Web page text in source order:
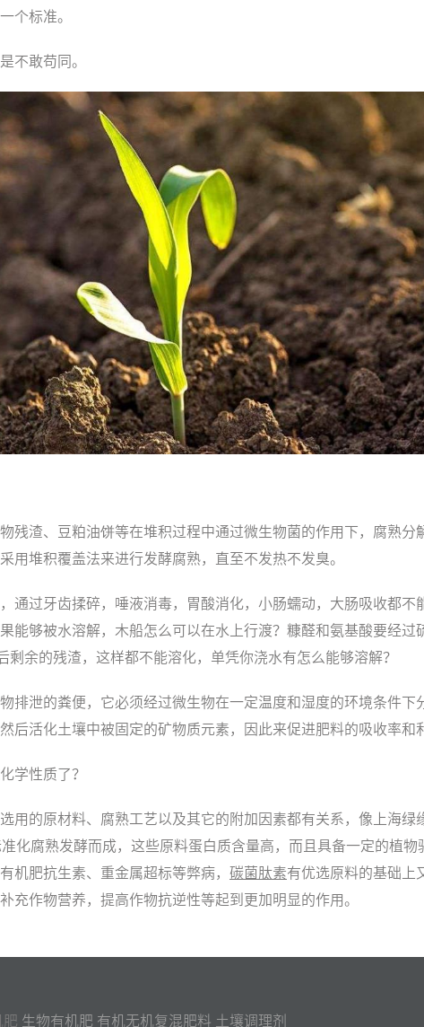
个标准。
不敢苟同。
残渣、豆粕油饼等在堆积过程中通过微生物菌的作用下，腐熟分
堆积覆盖法来进行发酵腐熟，直至不发热不发臭。
通过牙齿揉碎，唾液消毒，胃酸消化，小肠蠕动，大肠吸收都不
能够被水溶解，木船怎么可以在水上行渡？糠醛和氨基酸要经
余的残渣，这样都不能溶化，单凭你浇水有怎么能够溶解？
排泄的粪便，它必须经过微生物在一定温度和湿度的环境条件
后活化土壤中被固定的矿物质元素，因此来促进肥料的吸收率和
学性质了？
用的原材料、腐熟工艺以及其它的附加因素都有关系，像上海绿
化腐熟发酵而成，这些原料蛋白质含量高，而且具备一定的植
机肥抗生素、重金属超标等弊病， 碳菌肽素有优选原料的基础上
作物营养，提高作物抗逆性等起到更加明显的作用。
生物有机肥 有机无机复混肥料 土壤调理剂